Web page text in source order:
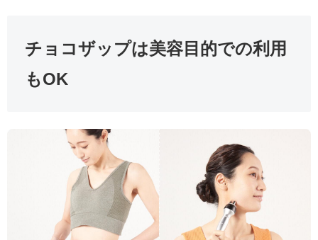
チョコザップは美容目的での利用
もOK